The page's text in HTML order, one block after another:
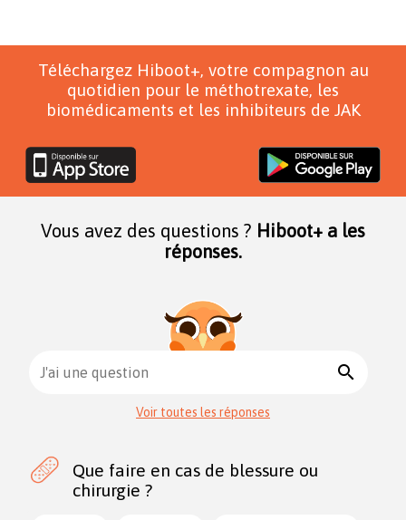
Téléchargez Hiboot+, votre compagnon au
quotidien pour le méthotrexate, les
biomédicaments et les inhibiteurs de JAK
Vous avez des questions ? Hiboot+ a les
réponses.
J'ai une question search
Voir toutes les réponses
Que faire en cas de blessure ou
chirurgie ?